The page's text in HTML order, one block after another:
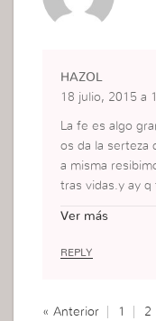
HAZOL
18 julio, 2015 a
La fe es algo
os da la serteza
a misma
tras vidas.y ay
Ver más
REPLY
« Anterior 1 2